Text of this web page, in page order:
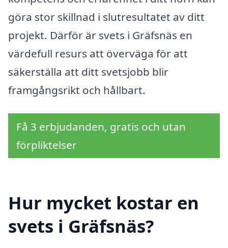
göra stor skillnad i slutresultatet av ditt
projekt. Därför är svets i Gräfsnäs en
värdefull resurs att överväga för att
säkerställa att ditt svetsjobb blir
framgångsrikt och hållbart.
Få 3 erbjudanden, gratis och utan
förpliktelser
Hur mycket kostar en
svets i Gräfsnäs?